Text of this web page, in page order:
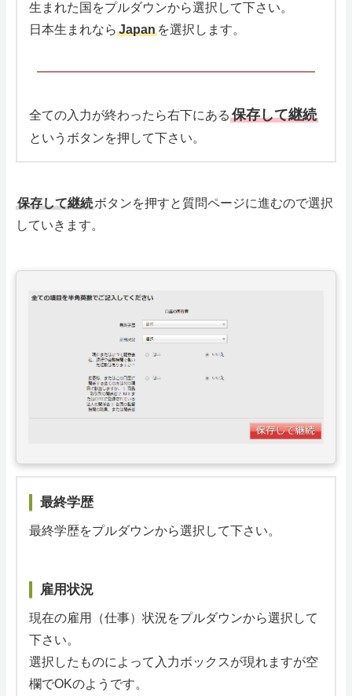
生まれた国をプルダウンから選択して下さい。
日本生まれなら Japan を選択します。
全ての入力が終わったら右下にある 保存して継続
というボタンを押して下さい。
保存して継続ボタンを押すと質問ページに進むので選択
していきます。
最終学歴
最終学歴をプルダウンから選択して下さい。
雇用状況
現在の雇用（仕事）状況をプルダウンから選択して
下さい。
選択したものによって入力ボックスが現れますが空
欄でOKのようです。